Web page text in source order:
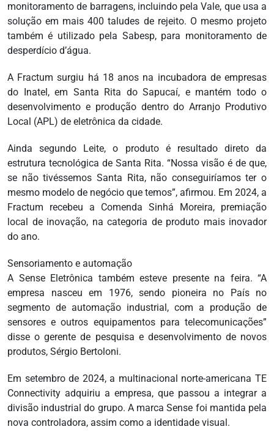
monitoramento de barragens, incluindo pela Vale, que usa a
solução em mais 400 taludes de rejeito. O mesmo projeto
também é utilizado pela Sabesp, para monitoramento de
desperdício d’água.
A Fractum surgiu há 18 anos na incubadora de empresas
do Inatel, em Santa Rita do Sapucaí, e mantém todo o
desenvolvimento e produção dentro do Arranjo Produtivo
Local (APL) de eletrônica da cidade.
Ainda segundo Leite, o produto é resultado direto da
estrutura tecnológica de Santa Rita. “Nossa visão é de que,
se não tivéssemos Santa Rita, não conseguiríamos ter o
mesmo modelo de negócio que temos”, afirmou. Em 2024, a
Fractum recebeu a Comenda Sinhá Moreira, premiação
local de inovação, na categoria de produto mais inovador
do ano.
Sensoriamento e automação
A Sense Eletrônica também esteve presente na feira. “A
empresa nasceu em 1976, sendo pioneira no País no
segmento de automação industrial, com a produção de
sensores e outros equipamentos para telecomunicações”
disse o gerente de pesquisa e desenvolvimento de novos
produtos, Sérgio Bertoloni.
Em setembro de 2024, a multinacional norte-americana TE
Connectivity adquiriu a empresa, que passou a integrar a
divisão industrial do grupo. A marca Sense foi mantida pela
nova controladora, assim como a identidade visual.